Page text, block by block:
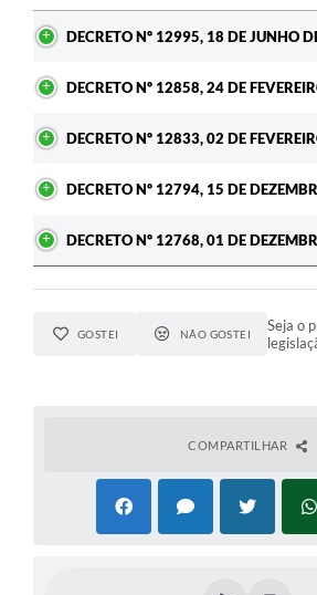
DECRETO Nº 12995, 18 DE JUNHO
DECRETO Nº 12858, 24 DE
DECRETO Nº 12833, 02 DE
DECRETO Nº 12794, 15 DE
DECRETO Nº 12768, 01 DE
GOSTEI NÃO GOSTEI
Seja o
COMPARTILHAR